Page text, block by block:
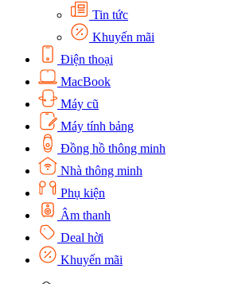
Tin tức
Khuyến mãi
Điện thoại
MacBook
Máy cũ
Máy tính bảng
Đồng hồ thông minh
Nhà thông minh
Phụ kiện
Âm thanh
Deal hời
Khuyến mãi